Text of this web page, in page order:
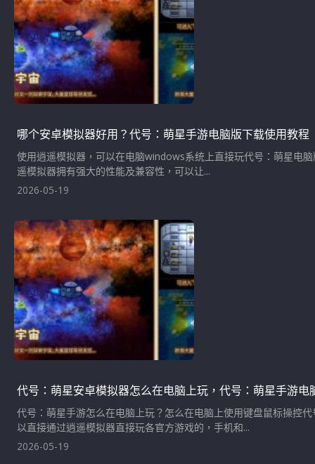
哪个安卓模拟器好用？代号：萌星手游电脑版下载使用教程
使用逍遥模拟器，可以在电脑windows系统上直接玩代号：萌星电
遥模拟器拥有强大的性能及兼容性，可以让...
2026-05-19
代号：萌星安卓模拟器怎么在电脑上玩，代号：萌星手游电
代号：萌星手游怎么在电脑上玩？怎么在电脑上使用键盘鼠标操控
以直接通过逍遥模拟器直接玩各官方游戏的，手机和...
2026-05-19